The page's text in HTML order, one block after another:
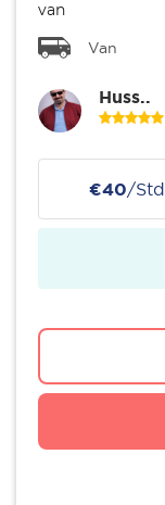
van
Van
Huss..
€40/Std